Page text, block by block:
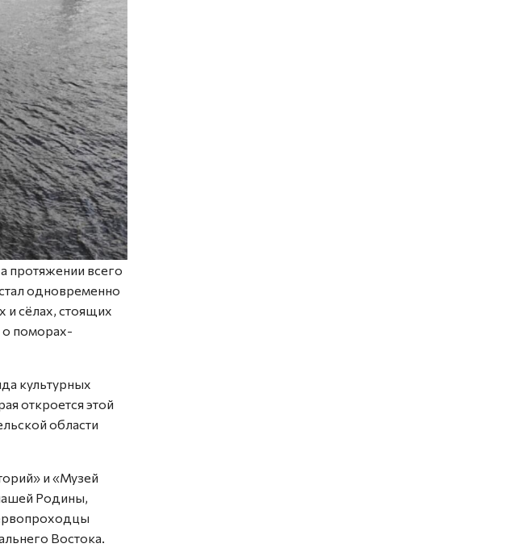
протяжении всего
одновременно
и сёлах, стоящих
о поморах-
культурных
откроется этой
области
и «Музей
Родины,
Востока.